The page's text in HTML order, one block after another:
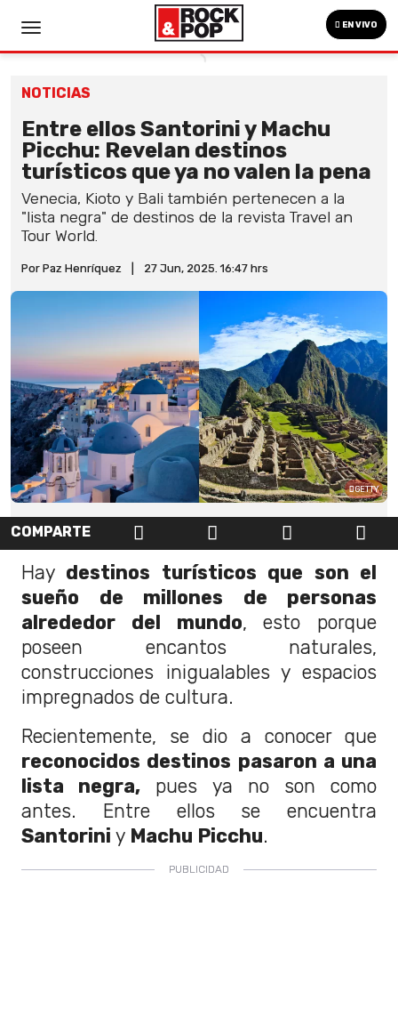
EN VIVO
NOTICIAS
Entre ellos Santorini y Machu
Picchu: Revelan destinos
turísticos que ya no valen la pena
Venecia, Kioto y Bali también pertenecen a la
"lista negra" de destinos de la revista Travel an
Tour World.
Por Paz Henríquez 27 Jun, 2025. 16:47 hrs
GETTY
COMPARTE
Hay destinos turísticos que son el
sueño de millones de personas
alrededor del mundo, esto porque
poseen encantos naturales,
construcciones inigualables y espacios
impregnados de cultura.
Recientemente, se dio a conocer que
reconocidos destinos pasaron a una
lista negra, pues ya no son como
antes. Entre ellos se encuentra
Santorini y Machu Picchu.